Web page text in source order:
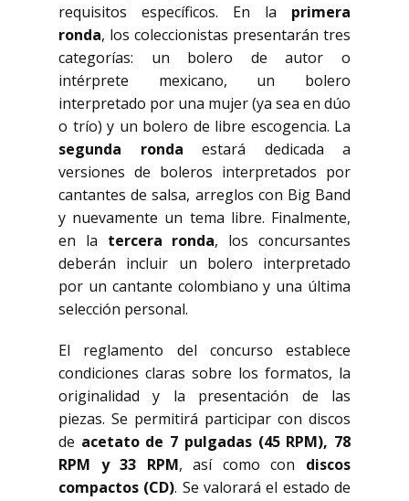
requisitos específicos. En la primera
ronda, los coleccionistas presentarán tres
categorías: un bolero de autor o
intérprete mexicano, un bolero
interpretado por una mujer (ya sea en dúo
o trío) y un bolero de libre escogencia. La
segunda ronda estará dedicada a
versiones de boleros interpretados por
cantantes de salsa, arreglos con Big Band
y nuevamente un tema libre. Finalmente,
en la tercera ronda, los concursantes
deberán incluir un bolero interpretado
por un cantante colombiano y una última
selección personal.
El reglamento del concurso establece
condiciones claras sobre los formatos, la
originalidad y la presentación de las
piezas. Se permitirá participar con discos
de acetato de 7 pulgadas (45 RPM), 78
RPM y 33 RPM, así como con discos
compactos (CD). Se valorará el estado de